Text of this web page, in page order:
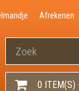
Afrekenen
0 ITEM(S)